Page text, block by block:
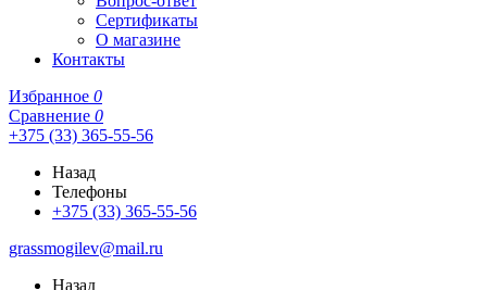
Сертификаты
О магазине
Контакты
Избранное 0
Сравнение 0
+375 (33) 365-55-56
Назад
Телефоны
+375 (33) 365-55-56
grassmogilev@mail.ru
Назад